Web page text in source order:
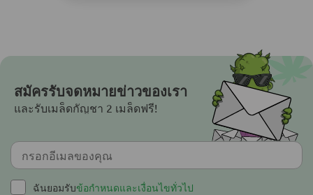
สมัครรับจดหมายข่าวของเรา
และรับเมล็ดกัญชา 2 เมล็ดฟรี!
ฉันยอมรับข้อกำหนดและเงื่อนไขทั่วไป